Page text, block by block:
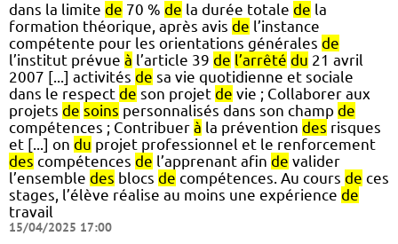
dans la limite de 70 % de la durée totale de la
formation théorique, après avis de l’instance
compétente pour les orientations générales de
l’institut prévue à l’article 39 de l’arrêté du 21 avril
2007 [...] activités de sa vie quotidienne et sociale
dans le respect de son projet de vie ; Collaborer aux
projets de soins personnalisés dans son champ de
compétences ; Contribuer à la prévention des risques
et [...] on du projet professionnel et le renforcement
des compétences de l’apprenant afin de valider
l’ensemble des blocs de compétences. Au cours de ces
stages, l’élève réalise au moins une expérience de
travail
15/04/2025 17:00